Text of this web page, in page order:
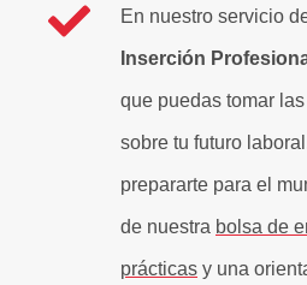
En nuestro servicio
Inserción
que puedas tomar
sobre tu futuro
prepararte para el
de nuestra bolsa de
prácticas y una